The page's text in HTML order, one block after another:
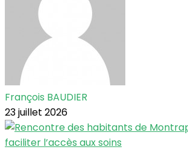
François BAUDIER
23 juillet 2026